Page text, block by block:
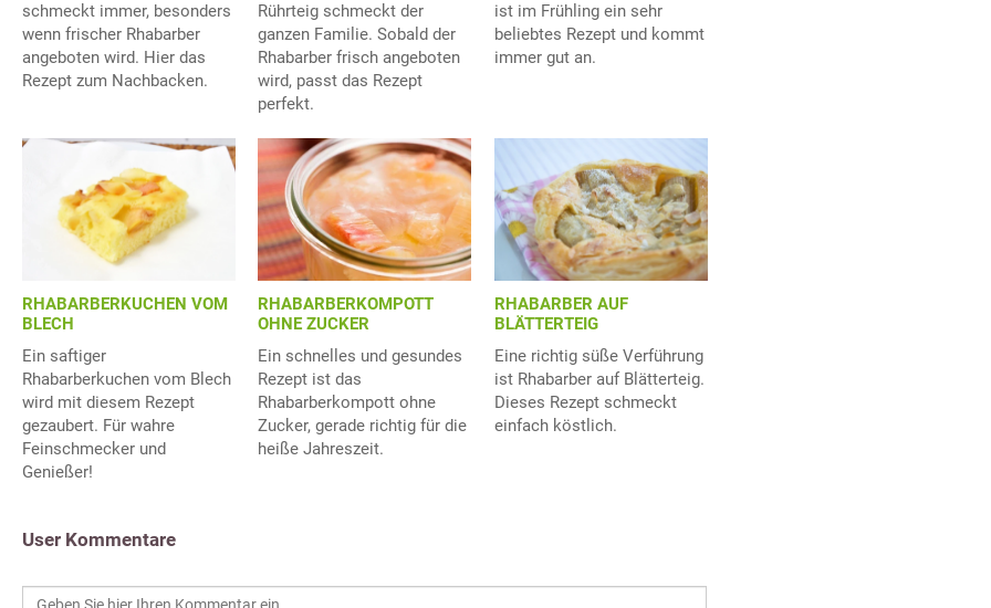
schmeckt immer, besonders
wenn frischer Rhabarber
angeboten wird. Hier das
Rezept zum Nachbacken.
Rührteig schmeckt der
ganzen Familie. Sobald der
Rhabarber frisch angeboten
wird, passt das Rezept
perfekt.
ist im Frühling ein sehr
beliebtes Rezept und kommt
immer gut an.
RHABARBERKUCHEN VOM
BLECH
Ein saftiger
Rhabarberkuchen vom Blech
wird mit diesem Rezept
gezaubert. Für wahre
Feinschmecker und
Genießer!
RHABARBERKOMPOTT
OHNE ZUCKER
Ein schnelles und gesundes
Rezept ist das
Rhabarberkompott ohne
Zucker, gerade richtig für die
heiße Jahreszeit.
RHABARBER AUF
BLÄTTERTEIG
Eine richtig süße Verführung
ist Rhabarber auf Blätterteig.
Dieses Rezept schmeckt
einfach köstlich.
User Kommentare